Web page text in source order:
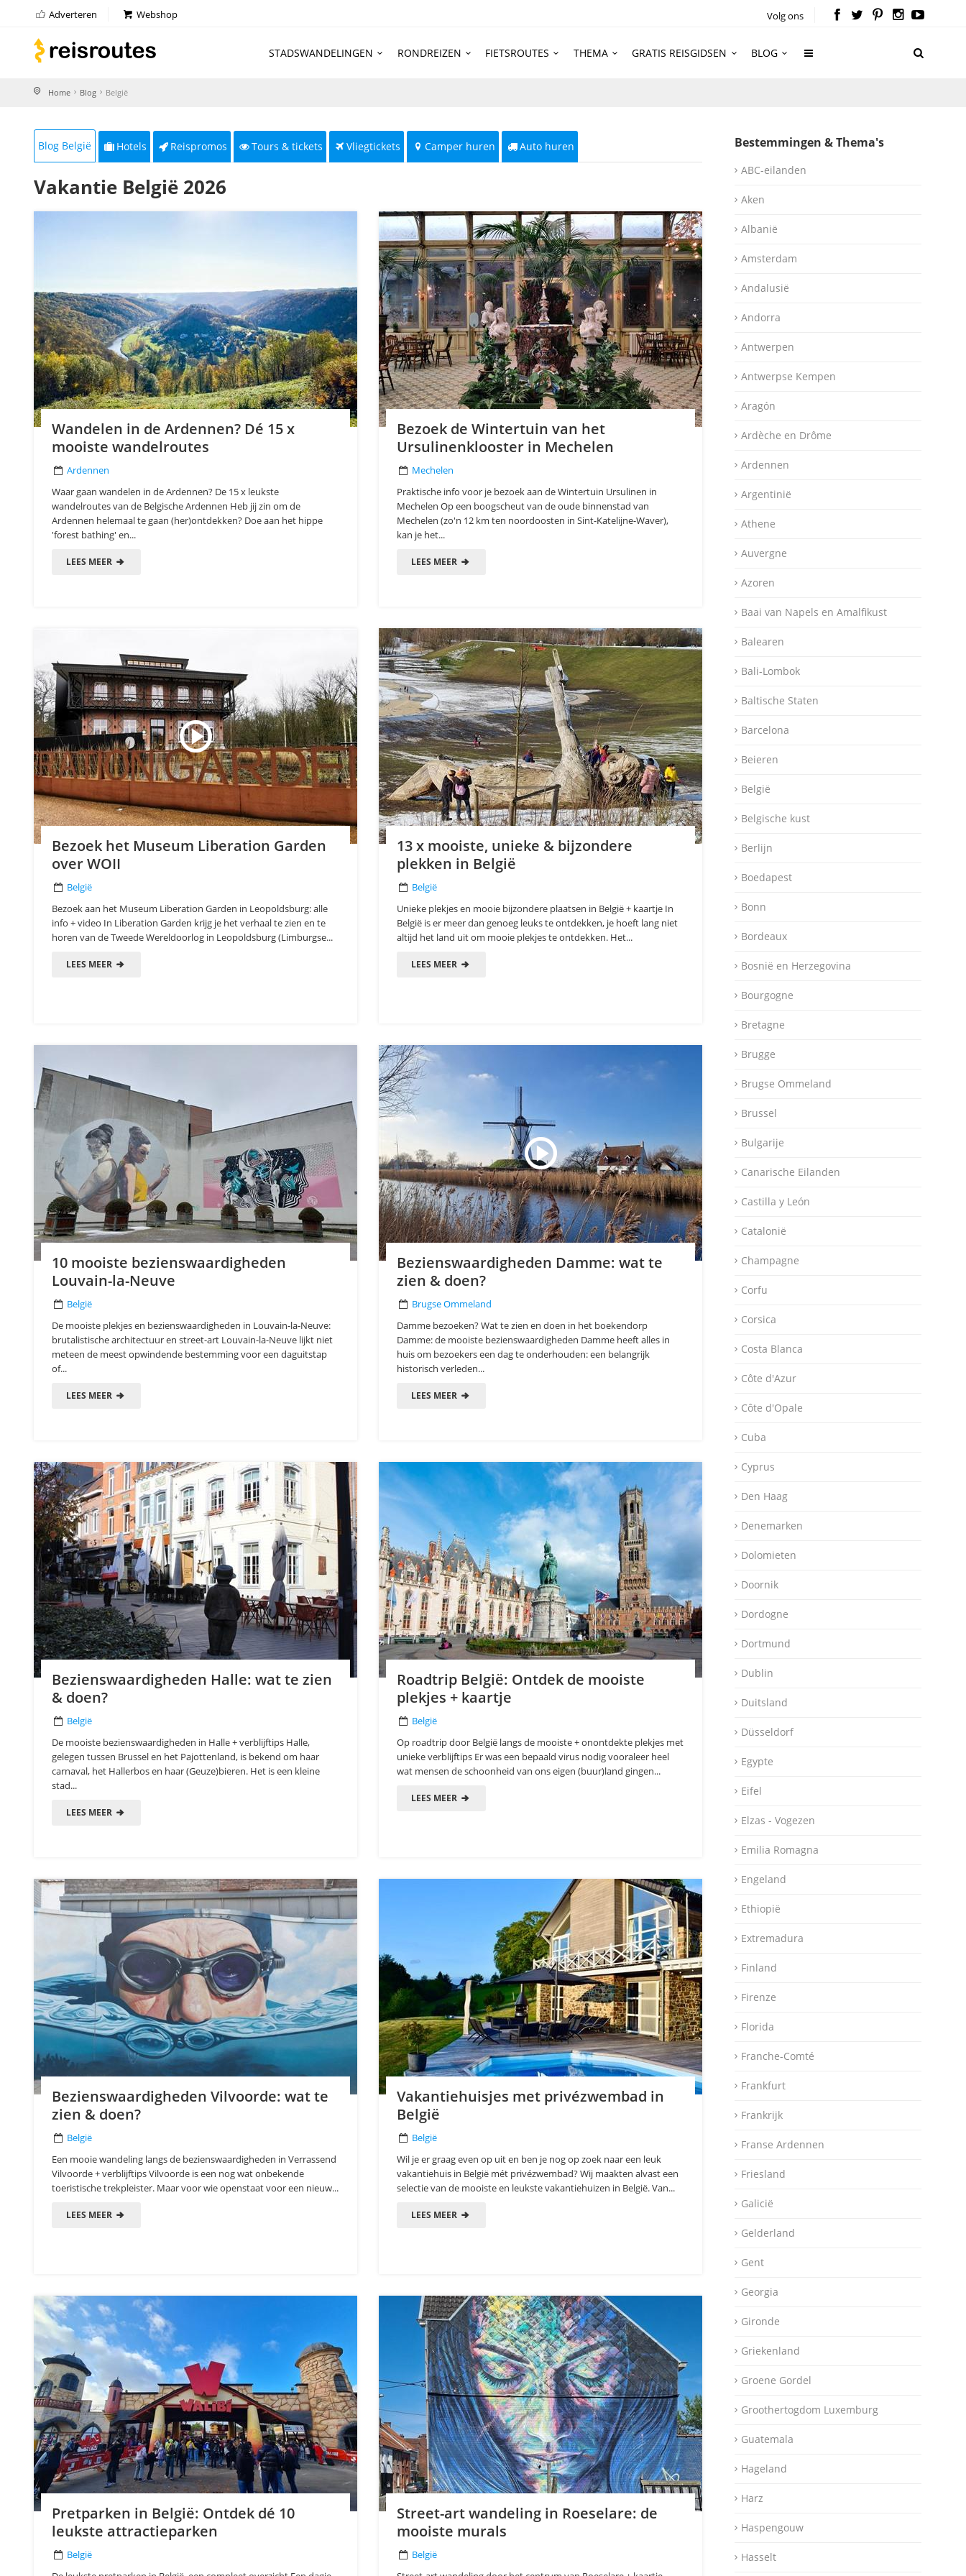
Adverteren Webshop Volg ons
STADSWANDELINGEN RONDREIZEN FIETSROUTES THEMA GRATIS REISGIDSEN BLOG
Home Blog België
Blog België Hotels Reispromos Tours & tickets Vliegtickets Camper huren Auto huren
Vakantie België 2026
Wandelen in de Ardennen? Dé 15 x
mooiste wandelroutes
Ardennen
Waar gaan wandelen in de Ardennen? De 15 x leukste
wandelroutes van de Belgische Ardennen Heb jij zin om de
Ardennen helemaal te gaan (her)ontdekken? Doe aan het hippe
'forest bathing' en...
LEES MEER
Bezoek de Wintertuin van het
Ursulinenklooster in Mechelen
Mechelen
Praktische info voor je bezoek aan de Wintertuin Ursulinen in
Mechelen Op een boogscheut van de oude binnenstad van
Mechelen (zo'n 12 km ten noordoosten in Sint-Katelijne-Waver),
kan je het...
LEES MEER
Bezoek het Museum Liberation Garden
over WOII
België
Bezoek aan het Museum Liberation Garden in Leopoldsburg: alle
info + video In Liberation Garden krijg je het verhaal te zien en te
horen van de Tweede Wereldoorlog in Leopoldsburg (Limburgse...
LEES MEER
13 x mooiste, unieke & bijzondere
plekken in België
België
Unieke plekjes en mooie bijzondere plaatsen in België + kaartje In
België is er meer dan genoeg leuks te ontdekken, je hoeft lang niet
altijd het land uit om mooie plekjes te ontdekken. Het...
LEES MEER
10 mooiste bezienswaardigheden
Louvain-la-Neuve
België
De mooiste plekjes en bezienswaardigheden in Louvain-la-Neuve:
brutalistische architectuur en street-art Louvain-la-Neuve lijkt niet
meteen de meest opwindende bestemming voor een daguitstap
of...
LEES MEER
Bezienswaardigheden Damme: wat te
zien & doen?
Brugse Ommeland
Damme bezoeken? Wat te zien en doen in het boekendorp
Damme: de mooiste bezienswaardigheden Damme heeft alles in
huis om bezoekers een dag te onderhouden: een belangrijk
historisch verleden...
LEES MEER
Bezienswaardigheden Halle: wat te zien
& doen?
België
De mooiste bezienswaardigheden in Halle + verblijftips Halle,
gelegen tussen Brussel en het Pajottenland, is bekend om haar
carnaval, het Hallerbos en haar (Geuze)bieren. Het is een kleine
stad...
LEES MEER
Roadtrip België: Ontdek de mooiste
plekjes + kaartje
België
Op roadtrip door België langs de mooiste + onontdekte plekjes met
unieke verblijftips Er was een bepaald virus nodig vooraleer heel
wat mensen de schoonheid van ons eigen (buur)land gingen...
LEES MEER
Bezienswaardigheden Vilvoorde: wat te
zien & doen?
België
Een mooie wandeling langs de bezienswaardigheden in Verrassend
Vilvoorde + verblijftips Vilvoorde is een nog wat onbekende
toeristische trekpleister. Maar voor wie openstaat voor een nieuw...
LEES MEER
Vakantiehuisjes met privézwembad in
België
België
Wil je er graag even op uit en ben je nog op zoek naar een leuk
vakantiehuis in België mét privézwembad? Wij maakten alvast een
selectie van de mooiste en leukste vakantiehuizen in België. Van...
LEES MEER
Pretparken in België: Ontdek dé 10
leukste attractieparken
België
Street-art wandeling in Roeselare: de
mooiste murals
België
Bestemmingen & Thema's
ABC-eilanden
Aken
Albanië
Amsterdam
Andalusië
Andorra
Antwerpen
Antwerpse Kempen
Aragón
Ardèche en Drôme
Ardennen
Argentinië
Athene
Auvergne
Azoren
Baai van Napels en Amalfikust
Balearen
Bali-Lombok
Baltische Staten
Barcelona
Beieren
België
Belgische kust
Berlijn
Boedapest
Bonn
Bordeaux
Bosnië en Herzegovina
Bourgogne
Bretagne
Brugge
Brugse Ommeland
Brussel
Bulgarije
Canarische Eilanden
Castilla y León
Catalonië
Champagne
Corfu
Corsica
Costa Blanca
Côte d'Azur
Côte d'Opale
Cuba
Cyprus
Den Haag
Denemarken
Dolomieten
Doornik
Dordogne
Dortmund
Dublin
Duitsland
Düsseldorf
Egypte
Eifel
Elzas - Vogezen
Emilia Romagna
Engeland
Ethiopië
Extremadura
Finland
Firenze
Florida
Franche-Comté
Frankfurt
Frankrijk
Franse Ardennen
Friesland
Galicië
Gelderland
Gent
Georgia
Gironde
Griekenland
Groene Gordel
Groothertogdom Luxemburg
Guatemala
Hageland
Harz
Haspengouw
Hasselt